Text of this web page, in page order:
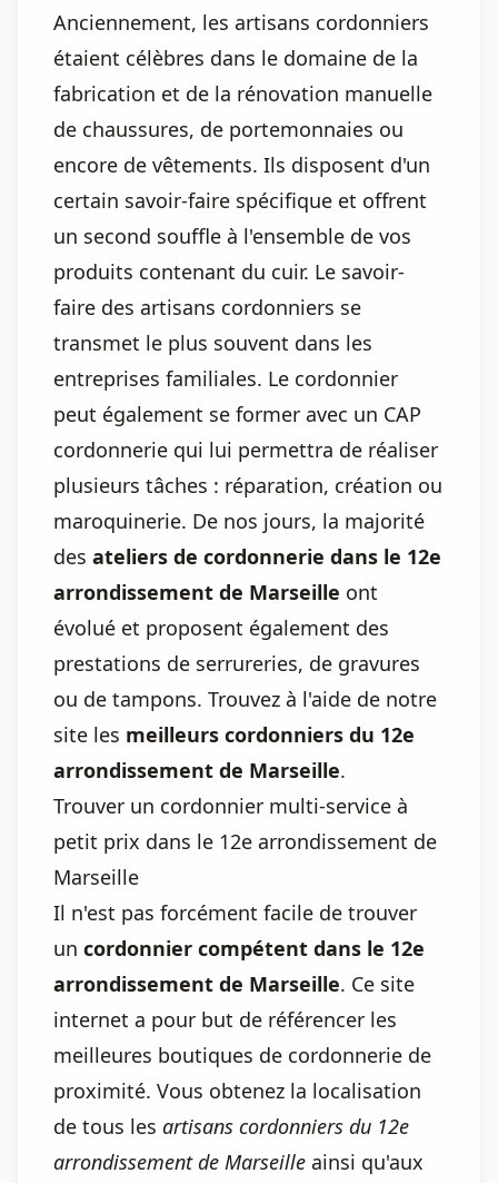
Anciennement, les artisans cordonniers
étaient célèbres dans le domaine de la
fabrication et de la rénovation manuelle
de chaussures, de portemonnaies ou
encore de vêtements. Ils disposent d'un
certain savoir-faire spécifique et offrent
un second souffle à l'ensemble de vos
produits contenant du cuir. Le savoir-
faire des artisans cordonniers se
transmet le plus souvent dans les
entreprises familiales. Le cordonnier
peut également se former avec un CAP
cordonnerie qui lui permettra de réaliser
plusieurs tâches : réparation, création ou
maroquinerie. De nos jours, la majorité
des ateliers de cordonnerie dans le 12e
arrondissement de Marseille ont
évolué et proposent également des
prestations de serrureries, de gravures
ou de tampons. Trouvez à l'aide de notre
site les meilleurs cordonniers du 12e
arrondissement de Marseille.
Trouver un cordonnier multi-service à
petit prix dans le 12e arrondissement de
Marseille
Il n'est pas forcément facile de trouver
un cordonnier compétent dans le 12e
arrondissement de Marseille. Ce site
internet a pour but de référencer les
meilleures boutiques de cordonnerie de
proximité. Vous obtenez la localisation
de tous les artisans cordonniers du 12e
arrondissement de Marseille ainsi qu'aux